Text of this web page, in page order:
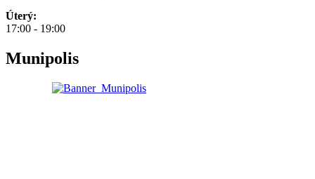
Úterý:
17:00 - 19:00
Munipolis